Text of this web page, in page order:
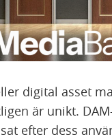
digital asset
är unikt.
efter dess